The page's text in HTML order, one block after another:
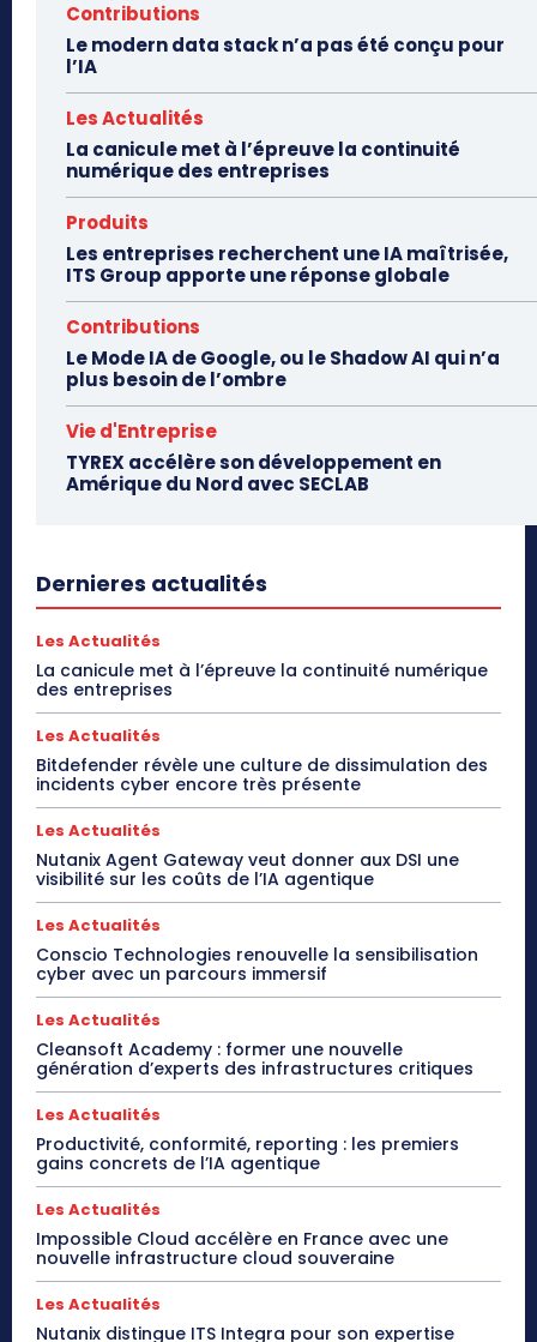
Contributions
Le modern data stack n’a pas été conçu pour
l’IA
Les Actualités
La canicule met à l’épreuve la continuité
numérique des entreprises
Produits
Les entreprises recherchent une IA maîtrisée,
ITS Group apporte une réponse globale
Contributions
Le Mode IA de Google, ou le Shadow AI qui n’a
plus besoin de l’ombre
Vie d'Entreprise
TYREX accélère son développement en
Amérique du Nord avec SECLAB
Dernieres actualités
Les Actualités
La canicule met à l’épreuve la continuité numérique
des entreprises
Les Actualités
Bitdefender révèle une culture de dissimulation des
incidents cyber encore très présente
Les Actualités
Nutanix Agent Gateway veut donner aux DSI une
visibilité sur les coûts de l’IA agentique
Les Actualités
Conscio Technologies renouvelle la sensibilisation
cyber avec un parcours immersif
Les Actualités
Cleansoft Academy : former une nouvelle
génération d’experts des infrastructures critiques
Les Actualités
Productivité, conformité, reporting : les premiers
gains concrets de l’IA agentique
Les Actualités
Impossible Cloud accélère en France avec une
nouvelle infrastructure cloud souveraine
Les Actualités
Nutanix distingue ITS Integra pour son expertise